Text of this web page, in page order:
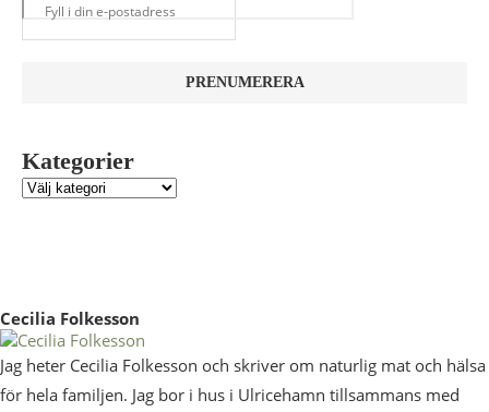
Kategorier
Cecilia Folkesson
Jag heter Cecilia Folkesson och skriver om naturlig mat och hälsa
för hela familjen. Jag bor i hus i Ulricehamn tillsammans med